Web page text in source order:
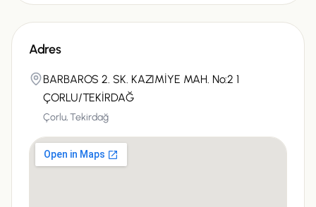
Adres
BARBAROS 2. SK. KAZIMİYE MAH. No:2 1
ÇORLU/TEKİRDAĞ
Çorlu,Tekirdağ